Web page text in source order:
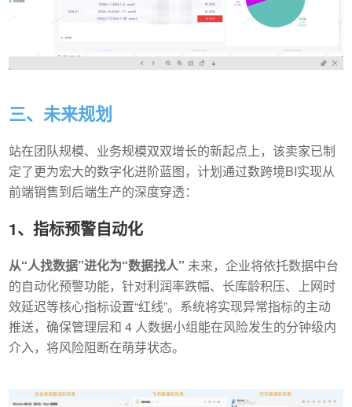
三、未来规划
站在团队规模、业务规模双双增长的新起点上，该卖家已制
定了更为宏大的数字化进阶蓝图，计划通过数跨境BI实现从
前端销售到后端生产的深度穿透：
1、指标预警自动化
从“人找数据”进化为“数据找人” 未来，企业将依托数据中台
的自动化预警功能，针对利润率跌幅、长库龄积压、上网时
效延迟等核心指标设置“红线”。系统将实现异常指标的主动
推送，确保管理层和 4 人数据小组能在风险发生的分钟级内
介入，将风险阻断在萌芽状态。